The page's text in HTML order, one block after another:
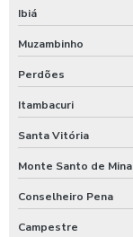
Tarifador para
Temporizador de
Temporizador de
Temporizador de
Timer para chuveiro
Ibiá
Muzambinho
Perdões
Itambacuri
Santa Vitória
Monte Santo de
Conselheiro Pena
Campestre